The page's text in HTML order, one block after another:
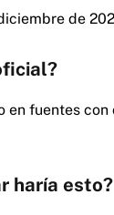
de
en fuentes
haría esto?